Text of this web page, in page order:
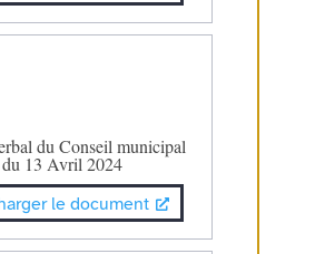
du Conseil municipal
du 13 Avril 2024
le document